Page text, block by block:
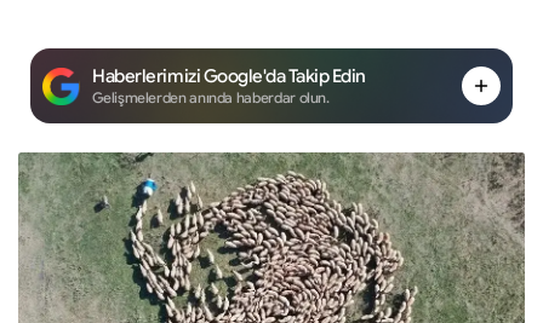
Haberlerimizi Google'da Takip Edin
Gelişmelerden anında haberdar olun.